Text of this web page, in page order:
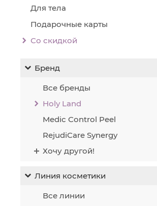
Для тела
Подарочные карты
Со скидкой
Бренд
Все бренды
Holy Land
Medic Control Peel
RejudiCare Synergy
Хочу другой!
Линия косметики
Все линии